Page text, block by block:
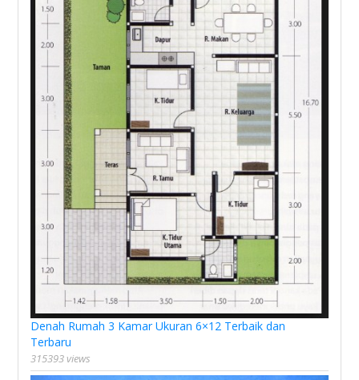
Denah Rumah 3 Kamar Ukuran 6×12 Terbaik dan
Terbaru
315393 views